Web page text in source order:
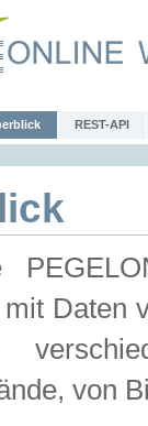
REST-API
Daten
von